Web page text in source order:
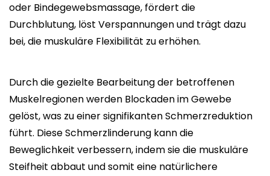
oder Bindegewebsmassage, fördert die
Durchblutung, löst Verspannungen und trägt dazu
bei, die muskuläre Flexibilität zu erhöhen.
Durch die gezielte Bearbeitung der betroffenen
Muskelregionen werden Blockaden im Gewebe
gelöst, was zu einer signifikanten Schmerzreduktion
führt. Diese Schmerzlinderung kann die
Beweglichkeit verbessern, indem sie die muskuläre
Steifheit abbaut und somit eine natürlichere